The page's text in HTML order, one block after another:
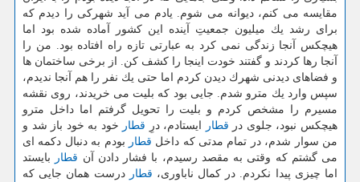
مقایسه می كنم، دیوانه می شوم. یادم می آید شهركی را دیدم كه
برای رشد یك میلیون جمعیتِ آینده این كشور آماده شده بود اما
هیچكس آنجا زندگی نمی كرد به عبارتی تازه راه افتاده بود. من را
آنجا رها كردند و گفتند خودت اینجا را كشف كن. از برخی ساختمان ها
و فضاهای دیدنی شهرك دیدن كردم اما حتی یك نفر را هم آنجا ندیدم،
سپس وارد یك مترو شدم. جایی بود كه بلیت می خریدند، روی نقشه
مسیرم را مشخص كردم و بلیت را تحویل گرفتم اما داخل مترو
هیچكس نبود، جلوی در قطار ایستادم، درِ قطار خود به خود باز شد و
من سوار شدم، در تمام مدتی كه داخل قطار بودم به دنبال دكمه ای
می گشتم كه وقتی به مقصد رسیدم، با فشار دادن آن قطار
بایستد
اما چیزی پیدا نكردم. در كمال ناباوری، قطار درست همان جایی كه